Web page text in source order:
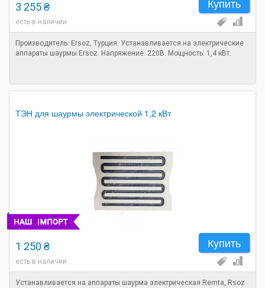
3 255 ₴
есть в наличии
Производитель: Ersoz, Турция. Устанавливается на электрические
аппараты шаурмы Ersoz. Напряжение: 220В. Мощность: 1,4 кВт.
ТЭН для шаурмы электрической 1,2 кВт
Купить
1 250 ₴
есть в наличии
Устанавливается на аппараты шаурма электрическая Remta, Rsoz